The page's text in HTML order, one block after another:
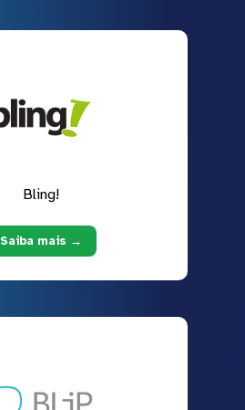
Bling!
Saiba mais →